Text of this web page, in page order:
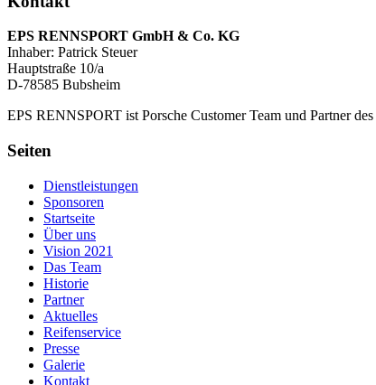
EPS RENNSPORT GmbH & Co. KG
Inhaber: Patrick Steuer
Hauptstraße 10/a
D-78585 Bubsheim
EPS RENNSPORT ist Porsche Customer Team und Partner des
Seiten
Dienstleistungen
Sponsoren
Startseite
Über uns
Vision 2021
Das Team
Historie
Partner
Aktuelles
Reifenservice
Presse
Galerie
Kontakt